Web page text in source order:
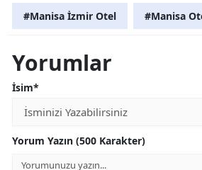
#Manisa İzmir Otel #Manisa
Yorumlar
İsim*
Yorum Yazın (500 Karakter)